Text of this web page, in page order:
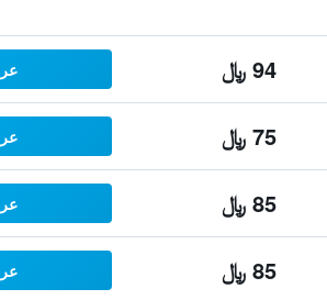
94 ﷼
75 ﷼
85 ﷼
85 ﷼